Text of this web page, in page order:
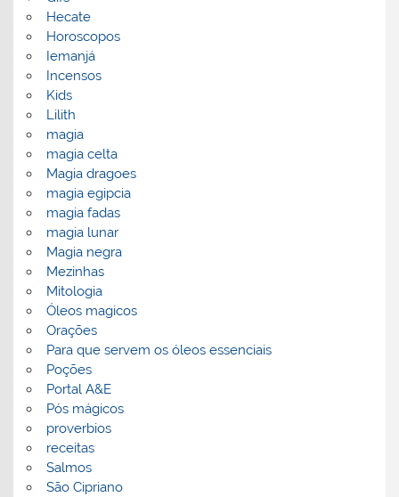
Hecate
Horoscopos
Iemanjá
Incensos
Kids
Lilith
magia
magia celta
Magia dragoes
magia egipcia
magia fadas
magia lunar
Magia negra
Mezinhas
Mitologia
Óleos magicos
Orações
Para que servem os óleos essenciais
Poções
Portal A&E
Pós mágicos
proverbios
receitas
Salmos
São Cipriano